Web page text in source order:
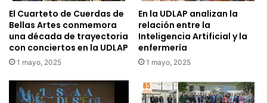
El Cuarteto de Cuerdas de
Bellas Artes conmemora
una década de trayectoria
con conciertos en la UDLAP
1 mayo, 2025
En la UDLAP analizan la
relación entre la
Inteligencia Artificial y la
enfermería
1 mayo, 2025